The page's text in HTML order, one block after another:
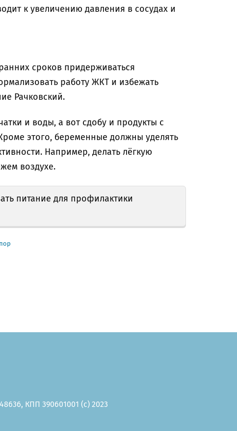
к увеличению давления в сосудах и
сроков придерживаться
работу ЖКТ и избежать
Рачковский.
и воды, а вот сдобу и продукты с
этого, беременные должны уделять
Например, делать лёгкую
воздухе.
питание для профилактики
КПП 390601001 (c) 2023